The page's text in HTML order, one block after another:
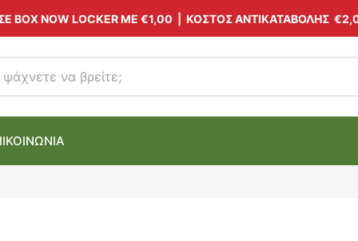
NOW LOCKER ΜΕ €1,00 | ΚΟΣΤΟΣ ΑΝΤΙΚΑΤΑΒΟΛΗΣ